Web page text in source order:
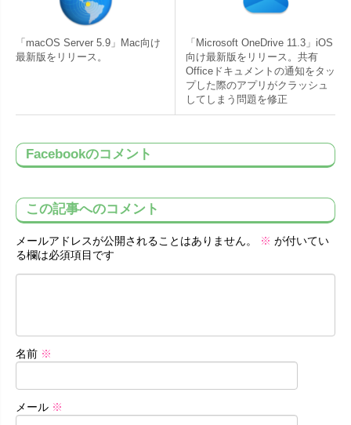
「macOS Server 5.9」Mac向け
最新版をリリース。
「Microsoft OneDrive 11.3」iOS
向け最新版をリリース。共有
Officeドキュメントの通知をタッ
プした際のアプリがクラッシュ
してしまう問題を修正
Facebookのコメント
この記事へのコメント
メールアドレスが公開されることはありません。 ※ が付いてい
る欄は必須項目です
名前 ※
メール ※